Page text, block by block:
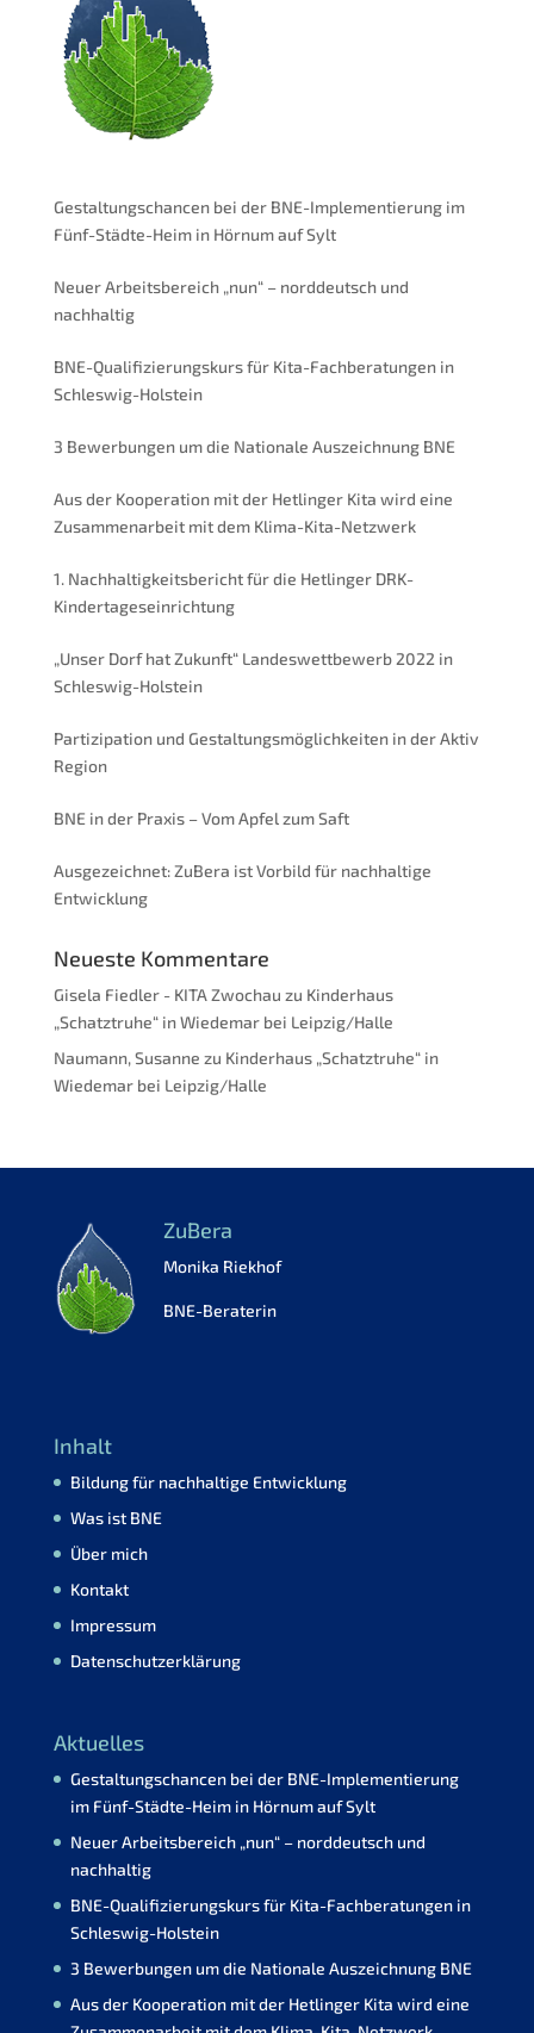
Gestaltungschancen bei der BNE-Implementierung im
Fünf-Städte-Heim in Hörnum auf Sylt
Neuer Arbeitsbereich „nun“ – norddeutsch und
nachhaltig
BNE-Qualifizierungskurs für Kita-Fachberatungen in
Schleswig-Holstein
3 Bewerbungen um die Nationale Auszeichnung BNE
Aus der Kooperation mit der Hetlinger Kita wird eine
Zusammenarbeit mit dem Klima-Kita-Netzwerk
1. Nachhaltigkeitsbericht für die Hetlinger DRK-
Kindertageseinrichtung
„Unser Dorf hat Zukunft“ Landeswettbewerb 2022 in
Schleswig-Holstein
Partizipation und Gestaltungsmöglichkeiten in der Aktiv
Region
BNE in der Praxis – Vom Apfel zum Saft
Ausgezeichnet: ZuBera ist Vorbild für nachhaltige
Entwicklung
Neueste Kommentare
Gisela Fiedler - KITA Zwochau zu Kinderhaus
„Schatztruhe“ in Wiedemar bei Leipzig/Halle
Naumann, Susanne zu Kinderhaus „Schatztruhe“ in
Wiedemar bei Leipzig/Halle
ZuBera
Monika Riekhof
BNE-Beraterin
Inhalt
Bildung für nachhaltige Entwicklung
Was ist BNE
Über mich
Kontakt
Impressum
Datenschutzerklärung
Aktuelles
Gestaltungschancen bei der BNE-Implementierung
im Fünf-Städte-Heim in Hörnum auf Sylt
Neuer Arbeitsbereich „nun“ – norddeutsch und
nachhaltig
BNE-Qualifizierungskurs für Kita-Fachberatungen in
Schleswig-Holstein
3 Bewerbungen um die Nationale Auszeichnung BNE
Aus der Kooperation mit der Hetlinger Kita wird eine